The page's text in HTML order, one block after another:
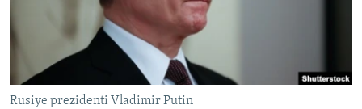
Русский
Українською
QOŞULIÑIZ!
Rusiye prezidenti Vladimir Putin